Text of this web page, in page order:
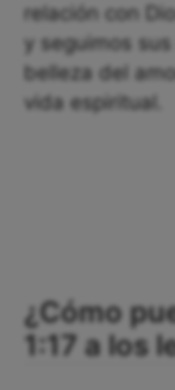
relación con
y seguimos
belleza del
vida espiritual.
¿Cómo
1:17 a los